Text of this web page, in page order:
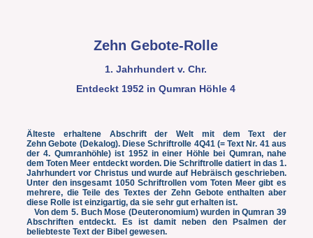
Zehn Gebote-Rolle
1. Jahrhundert v. Chr.
Entdeckt 1952 in Qumran Höhle 4
Älteste erhaltene Abschrift der Welt mit dem Text der
Zehn Gebote (Dekalog). Diese Schriftrolle 4Q41 (= Text Nr. 41 aus
der 4. Qumranhöhle) ist 1952 in einer Höhle bei Qumran, nahe
dem Toten Meer entdeckt worden. Die Schriftrolle datiert in das 1.
Jahrhundert vor Christus und wurde auf Hebräisch geschrieben.
Unter den insgesamt 1050 Schriftrollen vom Toten Meer gibt es
mehrere, die Teile des Textes der Zehn Gebote enthalten aber
diese Rolle ist einzigartig, da sie sehr gut erhalten ist.
Von dem 5. Buch Mose (Deuteronomium) wurden in Qumran 39
Abschriften entdeckt. Es ist damit neben den Psalmen der
beliebteste Text der Bibel gewesen.